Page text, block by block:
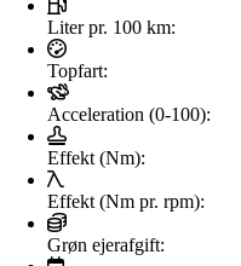
Liter pr. 100 km:
Topfart:
Acceleration (0-100):
Effekt (Nm):
Effekt (Nm pr. rpm):
Grøn ejerafgift: